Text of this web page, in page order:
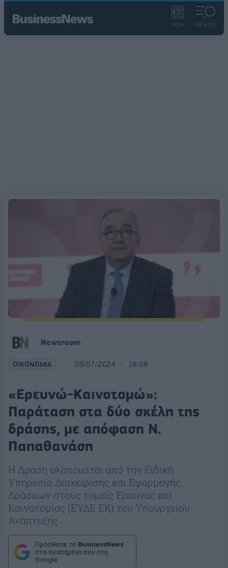
ΡΟΗ ΜΕΝΟΥ
Newsroom
ΟΙΚΟΝΟΜΙΑ 09/07/2024 18:08
«Ερευνώ-Καινοτομώ»:
Παράταση στα δύο σκέλη της
δράσης, με απόφαση Ν.
Παπαθανάση
Η Δράση υλοποιείται από την Ειδική
Υπηρεσία Διαχείρισης και Εφαρμογής
Δράσεων στους τομείς Έρευνας και
Καινοτομίας (ΕΥΔΕ ΕΚ) του Υπουργείου
Ανάπτυξης
Πρόσθεσε το BusinessNews
στα αγαπημένα σου στη
Google